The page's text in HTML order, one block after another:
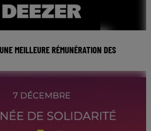
MEILLEURE RÉMUNÉRATION DES